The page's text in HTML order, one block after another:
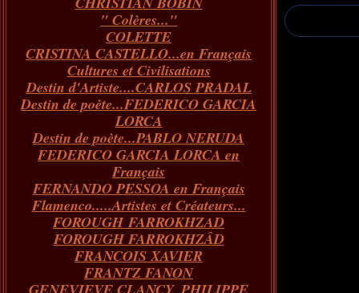
" Colères..."
COLETTE
CRISTINA CASTELLO...en Français
Cultures et Civilisations
Destin d'Artiste....CARLOS PRADAL
Destin de poète...FEDERICO GARCIA
LORCA
Destin de poète...PABLO NERUDA
FEDERICO GARCIA LORCA en
Français
FERNANDO PESSOA en Français
Flamenco.....Artistes et Créateurs...
FOROUGH FARROKHZAD
FOROUGH FARROKHZÂD
FRANCOIS XAVIER
FRANTZ FANON